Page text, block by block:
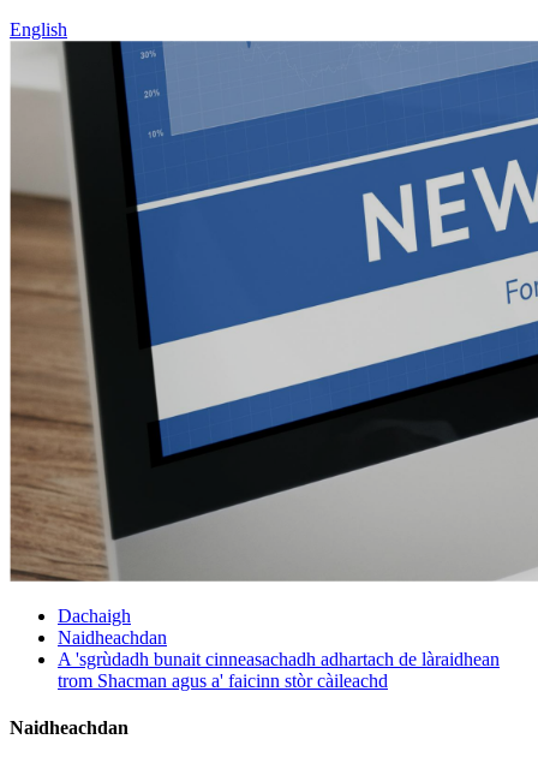
English
Dachaigh
Naidheachdan
A 'sgrùdadh bunait cinneasachadh adhartach de làraidhean
trom Shacman agus a' faicinn stòr càileachd
Naidheachdan